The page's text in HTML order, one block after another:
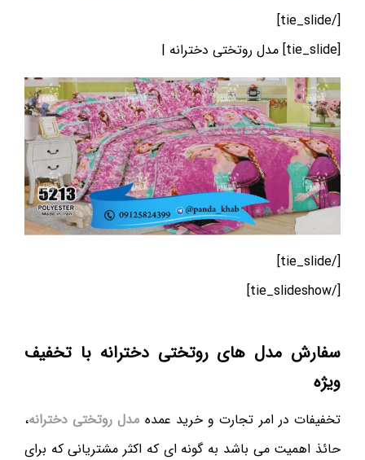
[/tie_slide]
[tie_slide] مدل روتختی دخترانه |
[/tie_slide]
[/tie_slideshow]
سفارش مدل های روتختی دخترانه با تخفیف
ویژه
تخفیفات در امر تجارت و خرید عمده مدل روتختی دخترانه،
حائذ اهمیت می باشد به گونه ای که اکثر مشتریانی که برای